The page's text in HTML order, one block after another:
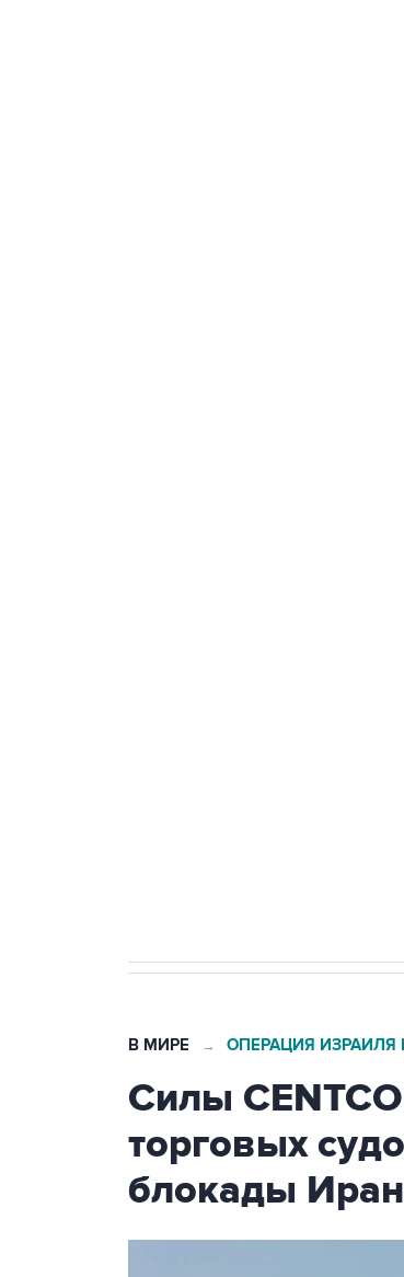
В МИРЕ → ОПЕРАЦИЯ
Силы
торговых
блокады